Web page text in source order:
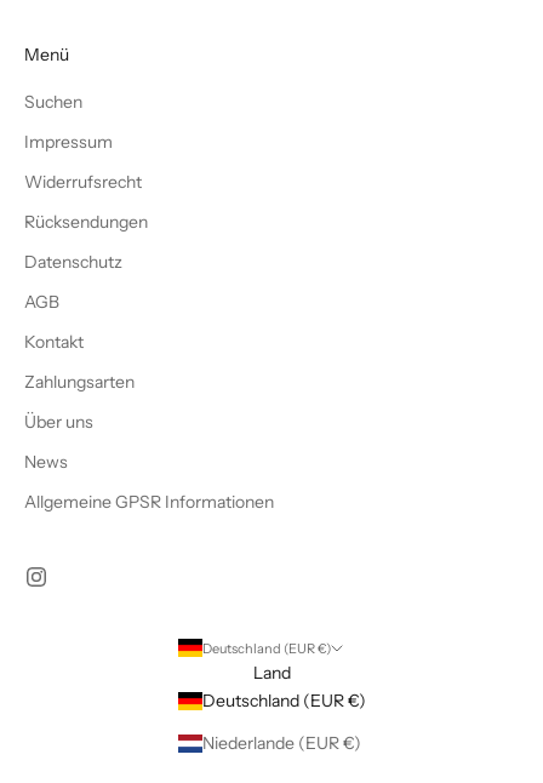
Menü
Suchen
Impressum
Widerrufsrecht
Rücksendungen
Datenschutz
AGB
Kontakt
Zahlungsarten
Über uns
News
Allgemeine GPSR Informationen
Deutschland (EUR €)
Land
Deutschland (EUR €)
Niederlande (EUR €)